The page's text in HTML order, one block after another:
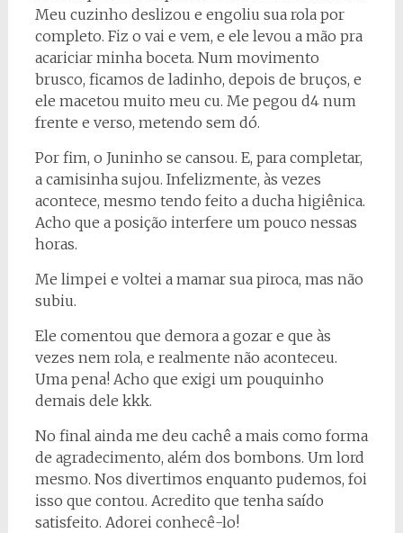
Meu cuzinho deslizou e engoliu sua rola por
completo. Fiz o vai e vem, e ele levou a mão pra
acariciar minha boceta. Num movimento
brusco, ficamos de ladinho, depois de bruços, e
ele macetou muito meu cu. Me pegou d4 num
frente e verso, metendo sem dó.
Por fim, o Juninho se cansou. E, para completar,
a camisinha sujou. Infelizmente, às vezes
acontece, mesmo tendo feito a ducha higiênica.
Acho que a posição interfere um pouco nessas
horas.
Me limpei e voltei a mamar sua piroca, mas não
subiu.
Ele comentou que demora a gozar e que às
vezes nem rola, e realmente não aconteceu.
Uma pena! Acho que exigi um pouquinho
demais dele kkk.
No final ainda me deu cachê a mais como forma
de agradecimento, além dos bombons. Um lord
mesmo. Nos divertimos enquanto pudemos, foi
isso que contou. Acredito que tenha saído
satisfeito. Adorei conhecê-lo!